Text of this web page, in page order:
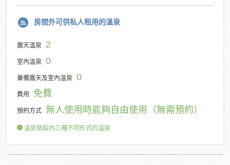
房間外可供私人租用的溫泉
露天溫泉 2
室內溫泉 0
兼備露天及室內溫泉 0
費用 免費
預約方式 無人使用時能夠自由使用（無需預約）
溫泉旅館內三種不同形式的溫泉